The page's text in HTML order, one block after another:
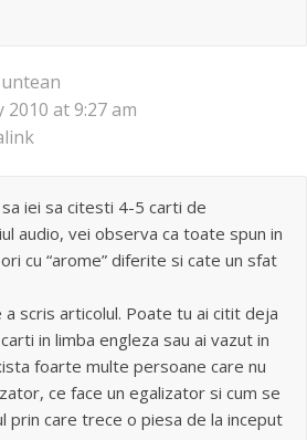
2010 at 9:27 am
iei sa citesti 4-5 carti de
audio, vei observa ca toate spun in
cu “arome” diferite si cate un sfat
a scris articolul. Poate tu ai citit deja
in limba engleza sau ai vazut in
foarte multe persoane care nu
ce face un egalizator si cum se
prin care trece o piesa de la inceput